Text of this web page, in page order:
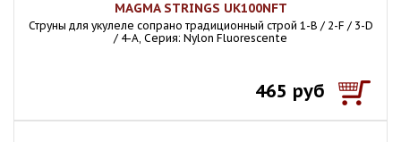
MAGMA STRINGS UK100NFT
Струны для укулеле сопрано традиционный строй 1-B / 2-F / 3-D
/ 4-A, Серия: Nylon Fluorescente
465 руб